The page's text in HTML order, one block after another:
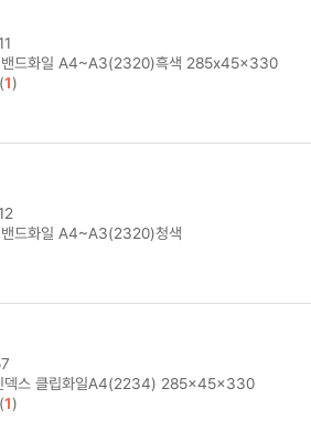
밴드화일 A4~A3(2320)흑색 285x45x330
1)
밴드화일 A4~A3(2320)청색
덱스 클립화일A4(2234) 285x45x330
1)